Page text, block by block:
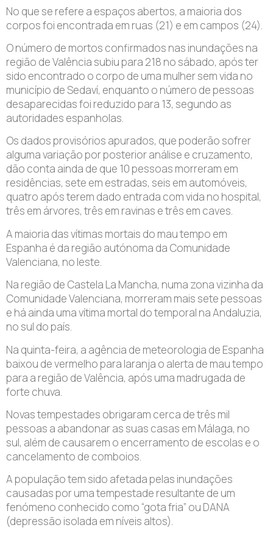
No que se refere a espaços abertos, a maioria dos
corpos foi encontrada em ruas (21) e em campos (24).
O número de mortos confirmados nas inundações na
região de Valência subiu para 218 no sábado, após ter
sido encontrado o corpo de uma mulher sem vida no
município de Sedaví, enquanto o número de pessoas
desaparecidas foi reduzido para 13, segundo as
autoridades espanholas.
Os dados provisórios apurados, que poderão sofrer
alguma variação por posterior análise e cruzamento,
dão conta ainda de que 10 pessoas morreram em
residências, sete em estradas, seis em automóveis,
quatro após terem dado entrada com vida no hospital,
três em árvores, três em ravinas e três em caves.
A maioria das vítimas mortais do mau tempo em
Espanha é da região autónoma da Comunidade
Valenciana, no leste.
Na região de Castela La Mancha, numa zona vizinha da
Comunidade Valenciana, morreram mais sete pessoas
e há ainda uma vítima mortal do temporal na Andaluzia,
no sul do país.
Na quinta-feira, a agência de meteorologia de Espanha
baixou de vermelho para laranja o alerta de mau tempo
para a região de Valência, após uma madrugada de
forte chuva.
Novas tempestades obrigaram cerca de três mil
pessoas a abandonar as suas casas em Málaga, no
sul, além de causarem o encerramento de escolas e o
cancelamento de comboios.
A população tem sido afetada pelas inundações
causadas por uma tempestade resultante de um
fenómeno conhecido como “gota fria” ou DANA
(depressão isolada em níveis altos).